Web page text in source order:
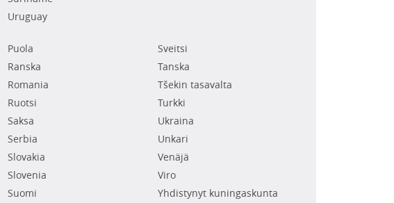
Uruguay
Puola
Ranska
Romania
Ruotsi
Saksa
Serbia
Slovakia
Slovenia
Suomi
Sveitsi
Tanska
Tšekin tasavalta
Turkki
Ukraina
Unkari
Venäjä
Viro
Yhdistynyt kuningaskunta